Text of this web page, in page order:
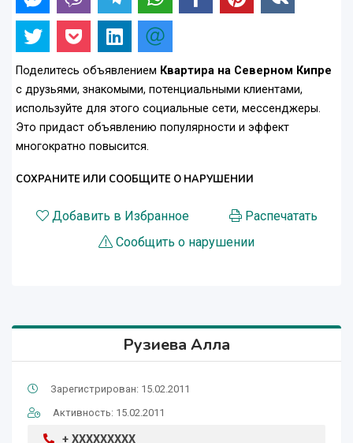
Поделитесь объявлением Квартира на Северном Кипре
с друзьями, знакомыми, потенциальными клиентами,
используйте для этого социальные сети, мессенджеры.
Это придаст объявлению популярности и эффект
многократно повысится.
СОХРАНИТЕ ИЛИ СООБЩИТЕ О НАРУШЕНИИ
Добавить в Избранное
Распечатать
Сообщить о нарушении
Рузиева Алла
Зарегистрирован: 15.02.2011
Активность: 15.02.2011
+ XXXXXXXXX